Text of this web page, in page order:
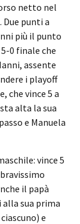
netto nel
punti a
più il punto
0 finale che
assente
i playoff
che vince 5 a
alta la sua
e Manuela
vince 5
il papà
alla sua prima
e